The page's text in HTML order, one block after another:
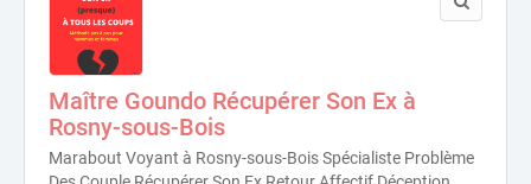
Maître Goundo Récupérer Son Ex à
Rosny-sous-Bois
Marabout Voyant à Rosny-sous-Bois Spécialiste Problème